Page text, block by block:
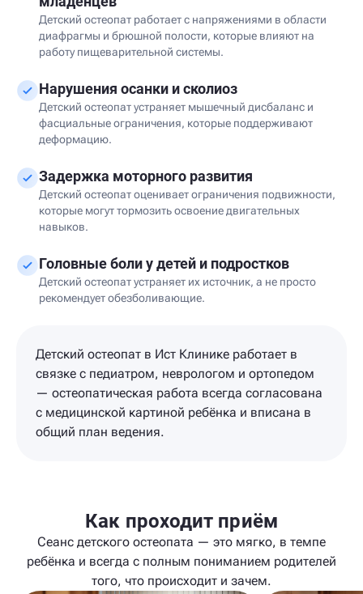
Детский остеопат работает с напряжениями в области
диафрагмы и брюшной полости, которые влияют на
работу пищеварительной системы.
Нарушения осанки и сколиоз
Детский остеопат устраняет мышечный дисбаланс и
фасциальные ограничения, которые поддерживают
деформацию.
Задержка моторного развития
Детский остеопат оценивает ограничения подвижности,
которые могут тормозить освоение двигательных
навыков.
Головные боли у детей и подростков
Детский остеопат устраняет их источник, а не просто
рекомендует обезболивающие.
Детский остеопат в Ист Клинике работает в
связке с педиатром, неврологом и ортопедом
— остеопатическая работа всегда согласована
с медицинской картиной ребёнка и вписана в
общий план ведения.
Как проходит приём
Сеанс детского остеопата — это мягко, в темпе
ребёнка и всегда с полным пониманием родителей
того, что происходит и зачем.